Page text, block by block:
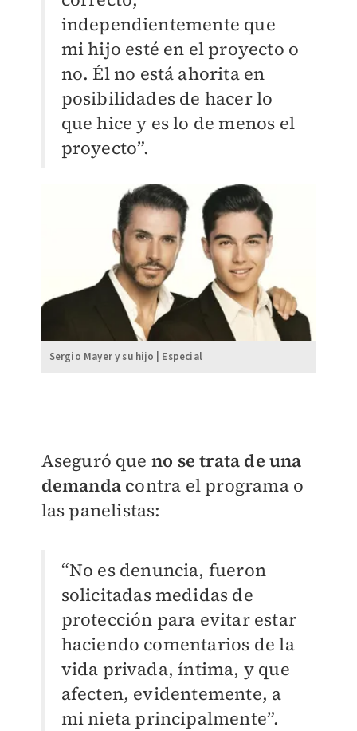
independientemente que
mi hijo esté en el proyecto o
no. Él no está ahorita en
posibilidades de hacer lo
que hice y es lo de menos el
proyecto”.
Sergio Mayer y su hijo | Especial
Aseguró que no se trata de una
demanda contra el programa o
las panelistas:
“No es denuncia, fueron
solicitadas medidas de
protección para evitar estar
haciendo comentarios de la
vida privada, íntima, y que
afecten, evidentemente, a
mi nieta principalmente”.